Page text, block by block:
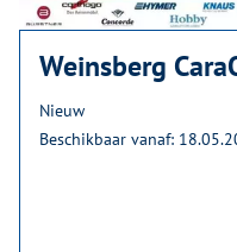
Weinsberg
Nieuw
Beschikbaar vanaf: